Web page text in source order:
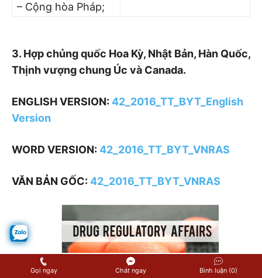
– Cộng hòa Pháp;
3. Hợp chủng quốc Hoa Kỳ, Nhật Bản, Hàn Quốc,
Thịnh vượng chung Úc và Canada.
ENGLISH VERSION: 42_2016_TT_BYT_English
Version
WORD VERSION: 42_2016_TT_BYT_VNRAS
VĂN BẢN GỐC: 42_2016_TT_BYT_VNRAS
Gọi ngay Chát ngay Bình luận (0)